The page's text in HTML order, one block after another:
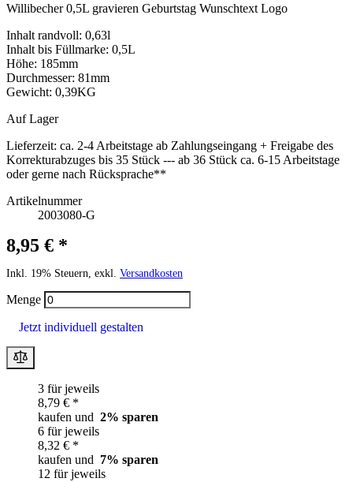
Willibecher 0,5L gravieren Geburtstag Wunschtext Logo
Inhalt randvoll: 0,63l
Inhalt bis Füllmarke: 0,5L
Höhe: 185mm
Durchmesser: 81mm
Gewicht: 0,39KG
Auf Lager
Lieferzeit: ca. 2-4 Arbeitstage ab Zahlungseingang + Freigabe des
Korrekturabzuges bis 35 Stück --- ab 36 Stück ca. 6-15 Arbeitstage
oder gerne nach Rücksprache**
Artikelnummer
2003080-G
8,95 € *
Inkl. 19% Steuern, exkl. Versandkosten
Menge
Jetzt individuell gestalten
3 für jeweils
8,79 € *
kaufen und 2% sparen
6 für jeweils
8,32 € *
kaufen und 7% sparen
12 für jeweils